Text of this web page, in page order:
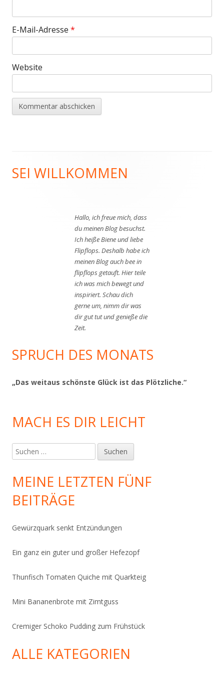
E-Mail-Adresse *
Website
Haupt-
SEI WILLKOMMEN
Hallo, ich freue mich, dass
du meinen Blog besuchst.
Ich heiße Biene und liebe
Flipflops. Deshalb habe ich
meinen Blog auch bee in
flipflops getauft. Hier teile
ich was mich bewegt und
inspiriert. Schau dich
gerne um, nimm dir was
dir gut tut und genieße die
Zeit.
SPRUCH DES MONATS
„Das weitaus schönste Glück ist das Plötzliche.“
MACH ES DIR LEICHT
Suchen
nach:
MEINE LETZTEN FÜNF
BEITRÄGE
Gewürzquark senkt Entzündungen
Ein ganz ein guter und großer Hefezopf
Thunfisch Tomaten Quiche mit Quarkteig
Mini Bananenbrote mit Zimtguss
Cremiger Schoko Pudding zum Frühstück
ALLE KATEGORIEN